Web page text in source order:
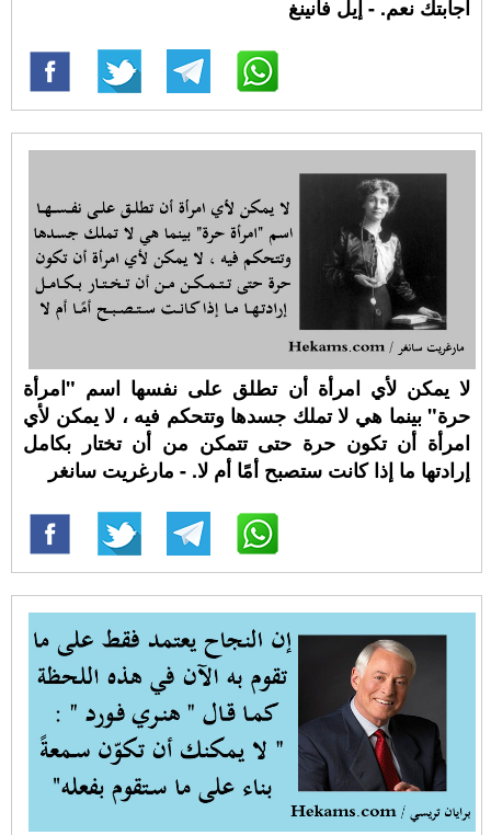
اجابتك نعم. - إيل فانينغ
لا يمكن لأي امرأة أن تطلق على نفسها اسم "امرأة
حرة" بينما هي لا تملك جسدها وتتحكم فيه ، لا يمكن لأي
امرأة أن تكون حرة حتى تتمكن من أن تختار بكامل
إرادتها ما إذا كانت ستصبح أمًا أم لا. - مارغريت سانغر